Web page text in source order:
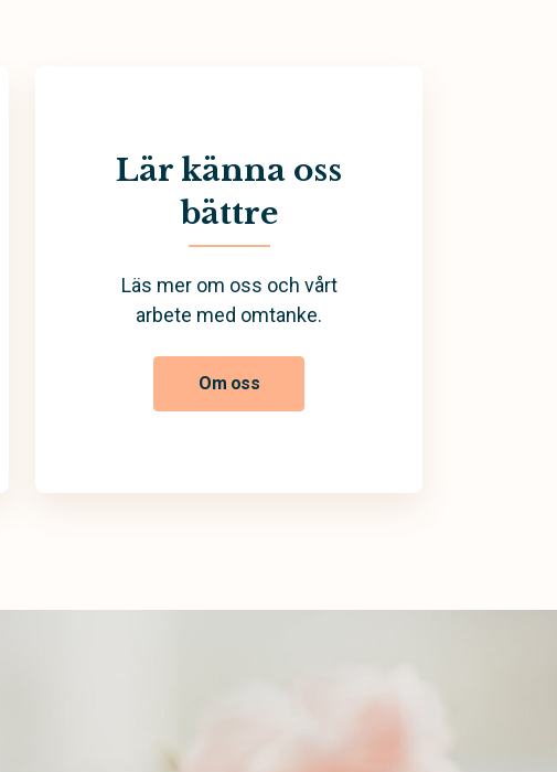
Lär känna oss
bättre
Läs mer om oss och vårt
arbete med omtanke.
Om oss